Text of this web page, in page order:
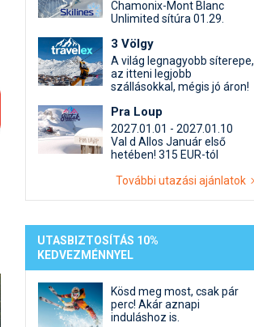
Termékkereső
Minden egyéb síeléshez kapcsolódó téma
A honlappal kapcsolatos kérdések és válaszok
Kötetlen beszélgetések
Chamonix-Mont Blanc
Unlimited sítúra 01.29.
3 Völgy
A világ legnagyobb síterepe,
az itteni legjobb
szállásokkal, mégis jó áron!
Pra Loup
2027.01.01 - 2027.01.10
Val d Allos Január első
hetében! 315 EUR-tól
További utazási ajánlatok
UTASBIZTOSÍTÁS 10%
KEDVEZMÉNNYEL
Kösd meg most, csak pár
perc! Akár aznapi
induláshoz is.